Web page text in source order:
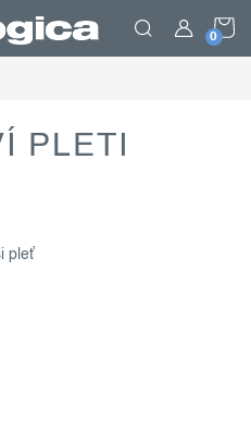
PLETI
pleť